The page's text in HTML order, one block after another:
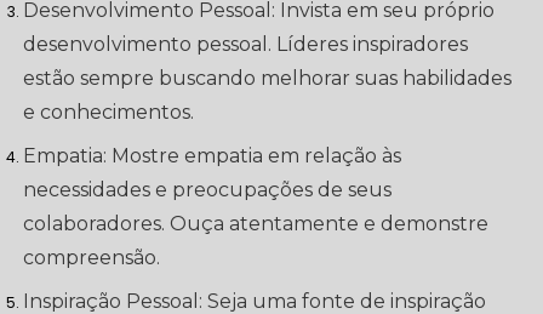
Desenvolvimento Pessoal: Invista em seu próprio
desenvolvimento pessoal. Líderes inspiradores
estão sempre buscando melhorar suas habilidades
e conhecimentos.
Empatia: Mostre empatia em relação às
necessidades e preocupações de seus
colaboradores. Ouça atentamente e demonstre
compreensão.
Inspiração Pessoal: Seja uma fonte de inspiração